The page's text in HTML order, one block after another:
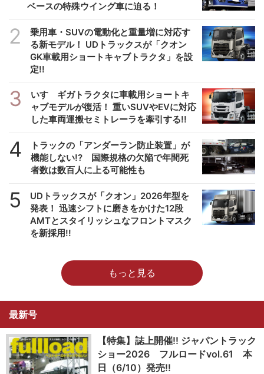
ベースの特殊ウイング車に迫る！
2
乗用車・SUVの電動化と重量増に対応す
る新モデル！ UDトラックスが「クオン
GK車載用ショートキャブトラクタ」を設
定!!
3
いすゞギガトラクタに車載用ショートキ
ャブモデルが復活！ 重いSUVやEVに対応
した車両運搬セミトレーラを牽引する!!
4
トラックの「アンダーラン防止装置」が
機能しない!? 国際規格の欠陥で年間死
者数は数百人に上る可能性も
5
UDトラックスが「クオン」2026年型を
発表！ 迅速シフトに磨きをかけた12段
AMTとスタイリッシュなフロントマスク
を新採用!!
もっと見る
最新号
【特集】誌上開催!! ジャパントラック
ショー2026 フルロードvol.61 本
日（6/10）発売!!